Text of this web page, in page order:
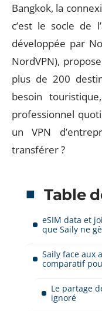
Bangkok, la
c’est le socle de
développée par
NordVPN),
plus de 200
besoin
professionnel
un VPN
transférer ?
Table
eSIM data et
que Saily ne
Saily face aux
comparatif
Le partage
ignoré